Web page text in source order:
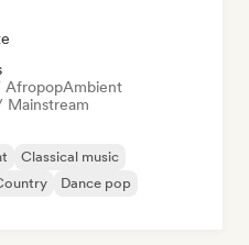
AfropopAmbient
Mainstream
Classical music
Dance pop